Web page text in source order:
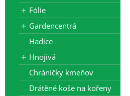
Fólie
Gardencentrá
Hadice
Hnojivá
Chráničky kmeňov
Drátěné koše na kořeny